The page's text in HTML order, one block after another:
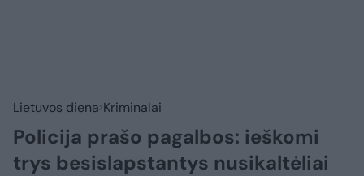
Lietuvos diena Kriminalai
Policija prašo pagalbos: ieškomi
trys besislapstantys nusikaltėliai